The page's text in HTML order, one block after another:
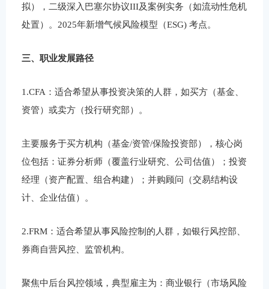
拟），二级深入‌巴塞尔协议III‌及案例实务（如流动性危机
处置）。2025年新增‌气候风险模型（ESG)‌ 考点。
三、职业发展路径‌
1.‌CFA‌：适合希望从事投资决策的人群，如买方（基金、
资管）或卖方（投行研究部）。
主要服务于‌买方机构‌（基金/资管/保险投资部），核心岗
位包括：证券分析师（覆盖行业研究、公司估值）；投资
经理（资产配置、组合构建）；并购顾问（交易结构设
计、企业估值）。
2.‌FRM‌：适合希望从事风险控制的人群，如银行风控部、
券商自营风控、监管机构。
聚焦‌中后台风控领域‌，典型雇主为：商业银行（市场风险